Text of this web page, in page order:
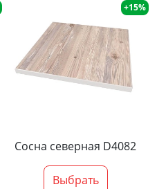
+15%
Сосна северная D4082
Выбрать